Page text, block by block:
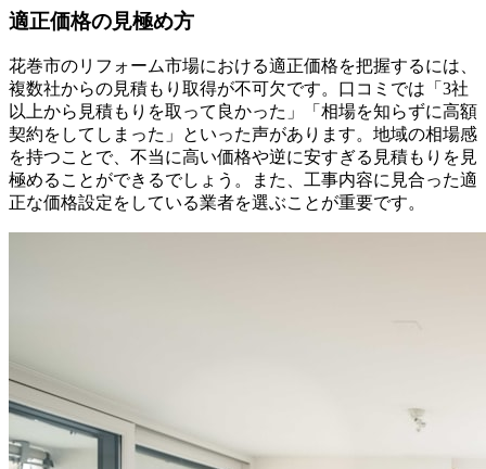
適正価格の見極め方
花巻市のリフォーム市場における適正価格を把握するには、
複数社からの見積もり取得が不可欠です。口コミでは「3社
以上から見積もりを取って良かった」「相場を知らずに高額
契約をしてしまった」といった声があります。地域の相場感
を持つことで、不当に高い価格や逆に安すぎる見積もりを見
極めることができるでしょう。また、工事内容に見合った適
正な価格設定をしている業者を選ぶことが重要です。